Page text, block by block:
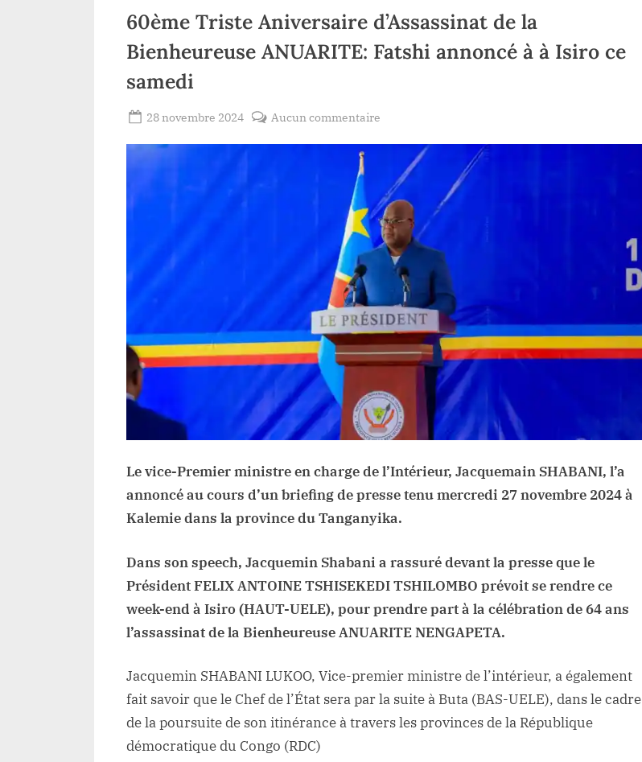
60ème Triste Aniversaire d’Assassinat de la
Bienheureuse ANUARITE: Fatshi annoncé à à Isiro ce
samedi
Posted
28 novembre 2024
Aucun commentaire
Aniversaire
d’Assassinat
de
la
Bienheureuse
ANUARITE:
Fatshi
annoncé
à
à
ce
samedi
Le vice-Premier ministre en charge de l’Intérieur, Jacquemain SHABANI, l’a
annoncé au cours d’un briefing de presse tenu mercredi 27 novembre 2024 à
Kalemie dans la province du Tanganyika.
Dans son speech, Jacquemin Shabani a rassuré devant la presse que le
Président FELIX ANTOINE TSHISEKEDI TSHILOMBO prévoit se rendre ce
week-end à Isiro (HAUT-UELE), pour prendre part à la célébration de 64 ans
l’assassinat de la Bienheureuse ANUARITE NENGAPETA.
Jacquemin SHABANI LUKOO, Vice-premier ministre de l’intérieur, a également
fait savoir que le Chef de l’État sera par la suite à Buta (BAS-UELE), dans le cadre
de la poursuite de son itinérance à travers les provinces de la République
démocratique du Congo (RDC)